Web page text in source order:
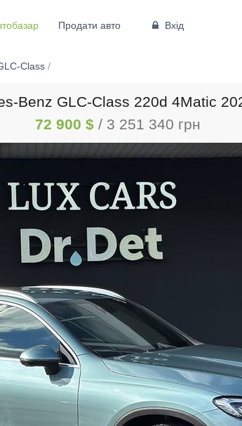
Продати авто Вхід
Class/
Benz GLC-Class 220d 4Matic
72 900 $ / 3 251 340 грн